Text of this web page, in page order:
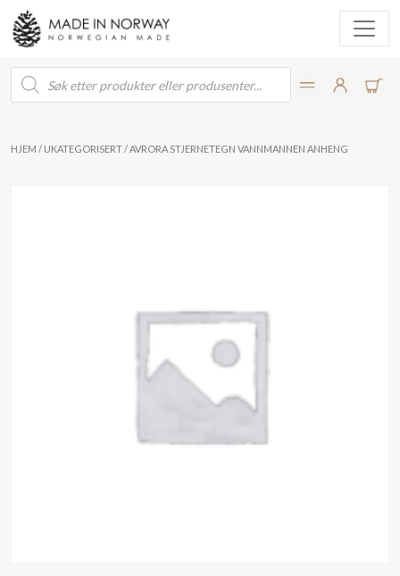
Products
search
HJEM / UKATEGORISERT/ AVRORA STJERNETEGN VANNMANNEN ANHENG